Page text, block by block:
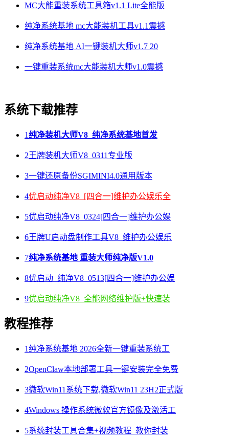
MC大能重装系统工具箱v1.1 Lite全能版
纯净系统基地 mc大能装机工具v1.1震撼
纯净系统基地 AI一键装机大师v1.7 20
一键重装系统mc大能装机大师v1.0震撼
系统下载推荐
1纯净装机大师V8_纯净系统基地首发
2王牌装机大师V8_0311专业版
3一键还原备份SGIMINI4.0通用版本
4优启动纯净V8_[四合一]维护办公娱乐全
5优启动纯净V8_0324[四合一]维护办公娱
6王牌U启动盘制作工具V8_维护办公娱乐
7纯净系统基地 重装大师纯净版V1.0
8优启动_纯净V8_0513[四合一]维护办公娱
9优启动纯净V8_全能网络维护版+快速装
教程推荐
1纯净系统基地 2026全新一键重装系统工
2OpenClaw本地部署工具一键安装完全免费
3微软Win11系统下载,微软Win11 23H2正式版
4Windows 操作系统微软官方镜像及激活工
5系统封装工具合集+视频教程_教你封装